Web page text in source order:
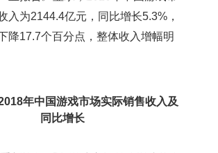
入为2144.4亿元，同比增长5.3%，
降17.7个百分点，整体收入增幅明
年中国游戏市场实际销售收入及
同比增长